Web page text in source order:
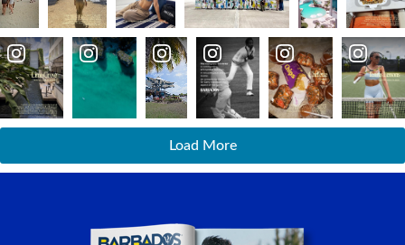
Load More